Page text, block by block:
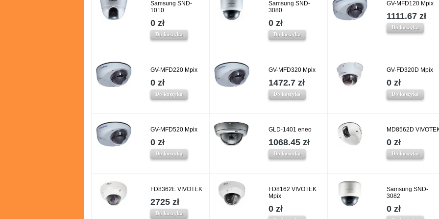
Samsung SND-
1010
0 zł
Do koszyka
Samsung SND-
3080
0 zł
Do koszyka
GV-MFD120 Mpix
1111.67 zł
Do koszyka
GV-MFD220 Mpix
0 zł
Do koszyka
GV-MFD320 Mpix
1472.7 zł
Do koszyka
GV-FD320D Mpix
0 zł
Do koszyka
GV-MFD520 Mpix
0 zł
Do koszyka
GLD-1401 eneo
1068.45 zł
Do koszyka
MD8562D
0 zł
Do koszyka
FD8362E VIVOTEK
2725 zł
Do koszyka
FD8162 VIVOTEK
Mpix
0 zł
Samsung SND-
3082
0 zł